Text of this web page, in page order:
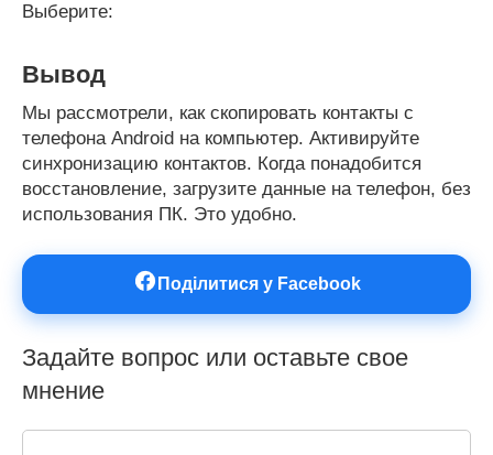
Выберите:
Вывод
Мы рассмотрели, как скопировать контакты с
телефона Android на компьютер. Активируйте
синхронизацию контактов. Когда понадобится
восстановление, загрузите данные на телефон, без
использования ПК. Это удобно.
Поділитися у Facebook
Задайте вопрос или оставьте свое
мнение